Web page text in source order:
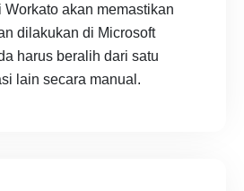
akan memastikan
dilakukan di Microsoft
harus beralih dari satu
lain secara manual.